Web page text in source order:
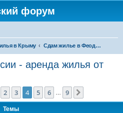
форум
в Крыму Сдам жилье в Феодосии - аренда жилья от хозяев
- аренда жилья от
из
2 3 4 5 6 9
Темы